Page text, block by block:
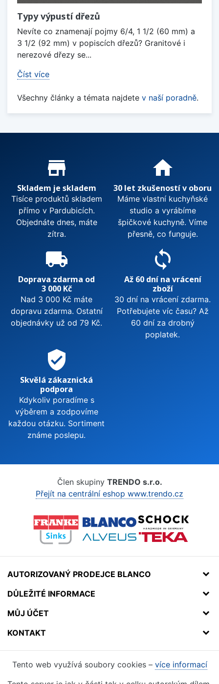
Typy výpustí dřezů
Nevíte co znamenají pojmy 6/4, 1 1/2 (60 mm) a
3 1/2 (92 mm) v popiscích dřezů? Granitové i
nerezové dřezy se...
Číst více
Všechny články a témata najdete v naší poradně.
Proč nakupovat u nás?
store_mall_directory
Skladem je skladem
Tisíce produktů skladem
přímo v Pardubicích.
Objednáte dnes, máte
zítra.
home
30 let zkušeností v oboru
Máme vlastní kuchyňské
studio a vyrábíme
špičkové kuchyně. Víme
přesně, co funguje.
local_shipping
Doprava zdarma od
3 000 Kč
Nad 3 000 Kč máte
dopravu zdarma. Ostatní
objednávky už od 79 Kč.
sync
Až 60 dní na vrácení
zboží
30 dní na vrácení zdarma.
Potřebujete víc času? Až
60 dní za drobný
poplatek.
verified_user
Skvělá zákaznická
podpora
Kdykoliv poradíme s
výběrem a zodpovíme
každou otázku. Sortiment
známe poslepu.
Člen skupiny TRENDO s.r.o.
Přejít na centrální eshop www.trendo.cz
AUTORIZOVANÝ PRODEJCE BLANCO
DŮLEŽITÉ INFORMACE
MŮJ ÚČET
KONTAKT
Tento web využívá soubory cookies – více informací